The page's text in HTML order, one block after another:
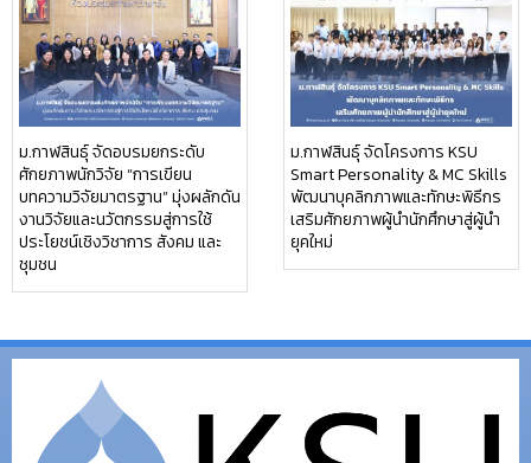
ม.กาฬสินธุ์ จัดอบรมยกระดับ
ศักยภาพนักวิจัย “การเขียน
บทความวิจัยมาตรฐาน” มุ่งผลักดัน
งานวิจัยและนวัตกรรมสู่การใช้
ประโยชน์เชิงวิชาการ สังคม และ
ชุมชน
ม.กาฬสินธุ์ จัดโครงการ KSU
Smart Personality & MC Skills
พัฒนาบุคลิกภาพและทักษะพิธีกร
เสริมศักยภาพผู้นำนักศึกษาสู่ผู้นำ
ยุคใหม่